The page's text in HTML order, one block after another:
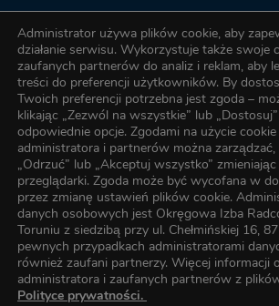
Biuro OIRP
tel. (56) 622-89-17
tel. (56) 622-89-17
e-mail:oirp@torun.oirp.pl
e-mail:szkolenia@torun.oirp.pl
W Okręgowej Izbie Radców Prawnych w
wyznaczony Inspektor Ochrony Danych, z
można uzyskać za pośrednictwem poczty
Administrator używa plików cookie, aby
działanie serwisu. Wykorzystuje także swoje
zaufanych partnerów do analiz i reklam, aby
treści do preferencji użytkowników. By
Twoich preferencji potrzebna jest zgoda –
klikając „Zezwól na wszystkie” lub
odpowiednie opcje. Zgodami na użycie
administratora i partnerów można zarządzać,
„Odrzuć” lub „Akceptuj wszystko”
przeglądarki. Zgoda może być wycofana w
przez zmianę ustawień plików cookie.
danych osobowych jest Okręgowa Izba
Toruniu z siedzibą przy ul. Chełmińskiej 16,
pewnych przypadkach administratorami
również zaufani partnerzy. Więcej informacji
administratora i zaufanych partnerów z
Polityce prywatności.